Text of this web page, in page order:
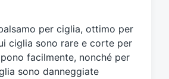
per ciglia, ottimo per
ciglia sono rare e corte per
facilmente, nonché per
sono danneggiate